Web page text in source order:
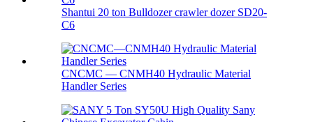
Shantui 20 ton Bulldozer crawler dozer SD20-
C6
CNCMC — CNMH40 Hydraulic Material
Handler Series